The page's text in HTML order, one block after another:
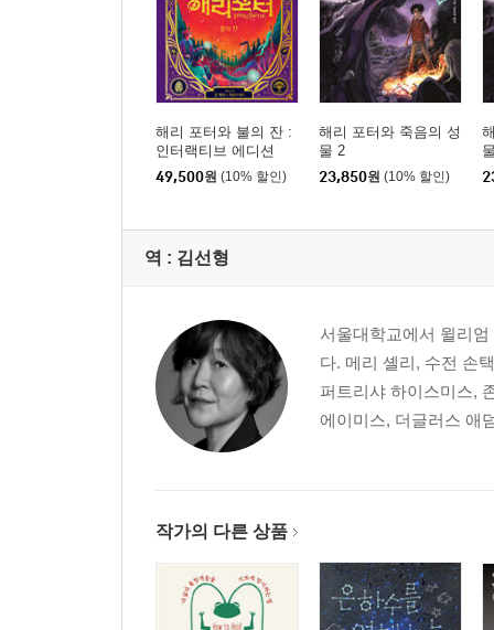
해리 포터와 불의 잔 :
인터랙티브 에디션
49,500원 (10% 할인)
해리 포터와 죽음의 성
물 2
23,850원 (10% 할인)
역 : 김선형
서울대학교에서 윌리
다. 메리 셸리, 수전 손
퍼트리샤 하이스미스,
에이미스, 더글러스 애
작가의 다른 상품